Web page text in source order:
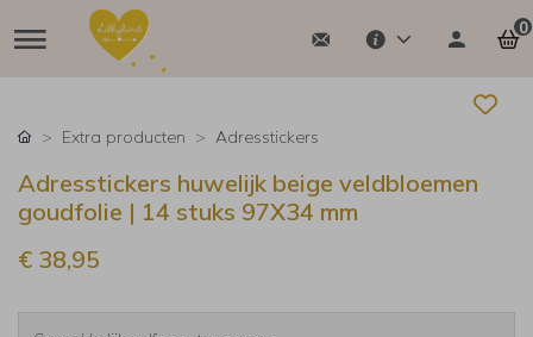
0
Extra producten Adresstickers
Adresstickers huwelijk beige veldbloemen
goudfolie | 14 stuks 97X34 mm
€ 38,95